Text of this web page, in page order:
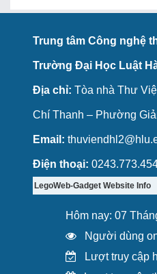
Trung tâm Công nghệ
Trường Đại Học Luật
Địa chỉ: Tòa nhà Thư
Chí Thanh – Phường
Email:
Điện thoại:
LegoWeb-Gadget Website Info
Hôm nay: 07
Người dùng
Lượt truy cập